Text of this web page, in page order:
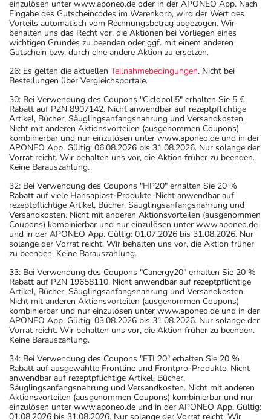
einzulösen unter www.aponeo.de oder in der APONEO App. Nach
Eingabe des Gutscheincodes im Warenkorb, wird der Wert des
Vorteils automatisch vom Rechnungsbetrag abgezogen. Wir
behalten uns das Recht vor, die Aktionen bei Vorliegen eines
wichtigen Grundes zu beenden oder ggf. mit einem anderen
Gutschein bzw. durch eine andere Aktion zu ersetzen.
26: Es gelten die aktuellen Teilnahmebedingungen. Nicht bei
Bestellungen über Vergleichsportale.
30: Bei Verwendung des Coupons "Ciclopoli5" erhalten Sie 5 €
Rabatt auf PZN 8907142. Nicht anwendbar auf rezeptpflichtige
Artikel, Bücher, Säuglingsanfangsnahrung und Versandkosten.
Nicht mit anderen Aktionsvorteilen (ausgenommen Coupons)
kombinierbar und nur einzulösen unter www.aponeo.de und in der
APONEO App. Gültig: 06.08.2026 bis 31.08.2026. Nur solange der
Vorrat reicht. Wir behalten uns vor, die Aktion früher zu beenden.
Keine Barauszahlung.
32: Bei Verwendung des Coupons "HP20" erhalten Sie 20 %
Rabatt auf viele Hansaplast-Produkte. Nicht anwendbar auf
rezeptpflichtige Artikel, Bücher, Säuglingsanfangsnahrung und
Versandkosten. Nicht mit anderen Aktionsvorteilen (ausgenommen
Coupons) kombinierbar und nur einzulösen unter www.aponeo.de
und in der APONEO App. Gültig: 01.07.2026 bis 31.08.2026. Nur
solange der Vorrat reicht. Wir behalten uns vor, die Aktion früher
zu beenden. Keine Barauszahlung.
33: Bei Verwendung des Coupons "Canergy20" erhalten Sie 20 %
Rabatt auf PZN 19658110. Nicht anwendbar auf rezeptpflichtige
Artikel, Bücher, Säuglingsanfangsnahrung und Versandkosten.
Nicht mit anderen Aktionsvorteilen (ausgenommen Coupons)
kombinierbar und nur einzulösen unter www.aponeo.de und in der
APONEO App. Gültig: 03.08.2026 bis 31.08.2026. Nur solange der
Vorrat reicht. Wir behalten uns vor, die Aktion früher zu beenden.
Keine Barauszahlung.
34: Bei Verwendung des Coupons "FTL20" erhalten Sie 20 %
Rabatt auf ausgewählte Frontline und Frontpro-Produkte. Nicht
anwendbar auf rezeptpflichtige Artikel, Bücher,
Säuglingsanfangsnahrung und Versandkosten. Nicht mit anderen
Aktionsvorteilen (ausgenommen Coupons) kombinierbar und nur
einzulösen unter www.aponeo.de und in der APONEO App. Gültig:
01.08.2026 bis 31.08.2026. Nur solange der Vorrat reicht. Wir